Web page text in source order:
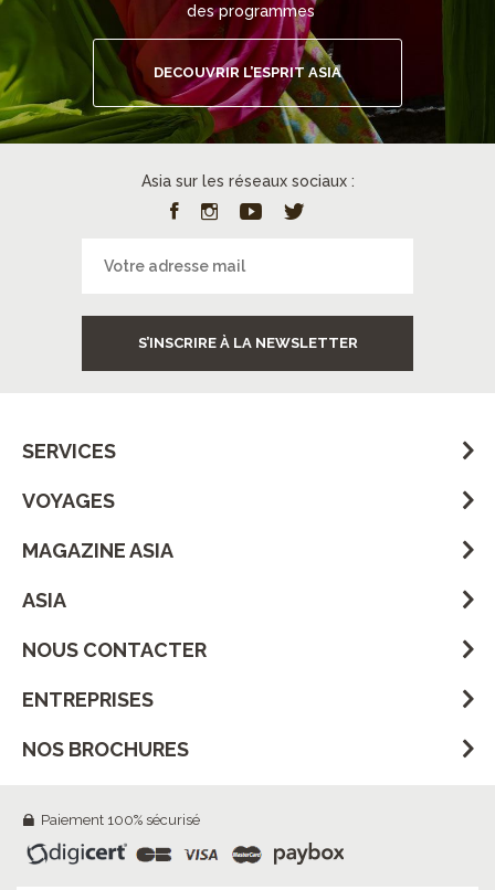
des programmes
DECOUVRIR L’ESPRIT ASIA
Asia sur les réseaux sociaux :
S’INSCRIRE À LA NEWSLETTER
SERVICES
VOYAGES
MAGAZINE ASIA
ASIA
NOUS CONTACTER
ENTREPRISES
NOS BROCHURES
Paiement 100% sécurisé